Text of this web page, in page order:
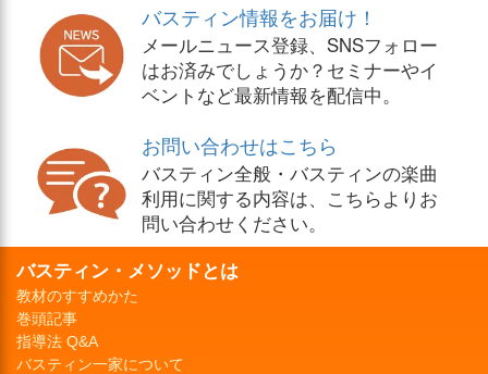
バスティン情報をお届け！
メールニュース登録、SNSフォロー
はお済みでしょうか？セミナーやイ
ベントなど最新情報を配信中。
お問い合わせはこちら
バスティン全般・バスティンの楽曲
利用に関する内容は、こちらよりお
問い合わせください。
バスティン・メソッドとは
教材のすすめかた
巻頭記事
指導法 Q&A
バスティン一家について